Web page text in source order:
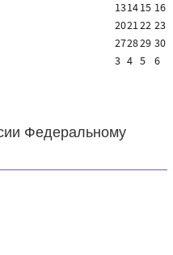
131415 16
202122 23
272829 30
3 4 5 6
Федеральному